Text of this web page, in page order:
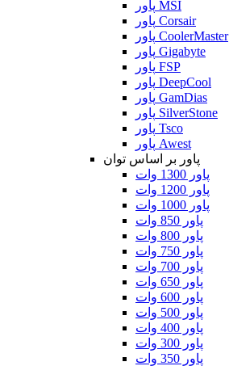
پاور MSI
پاور Corsair
پاور CoolerMaster
پاور Gigabyte
پاور FSP
پاور DeepCool
پاور GamDias
پاور SilverStone
پاور Tsco
پاور Awest
پاور بر اساس توان
پاور 1300 وات
پاور 1200 وات
پاور 1000 وات
پاور 850 وات
پاور 800 وات
پاور 750 وات
پاور 700 وات
پاور 650 وات
پاور 600 وات
پاور 500 وات
پاور 400 وات
پاور 300 وات
پاور 350 وات